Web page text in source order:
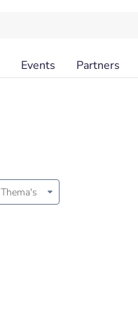
Events Partners
Thema's